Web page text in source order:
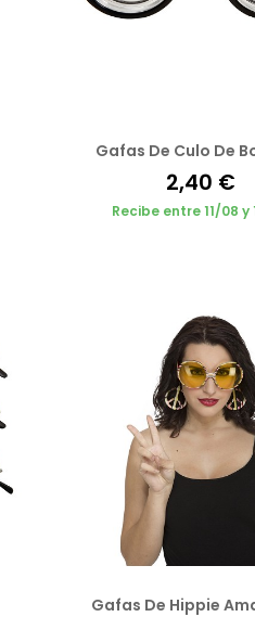
Gafas De Culo De
2,40 €
Recibe entre 11/08 y
Gafas De Hippie